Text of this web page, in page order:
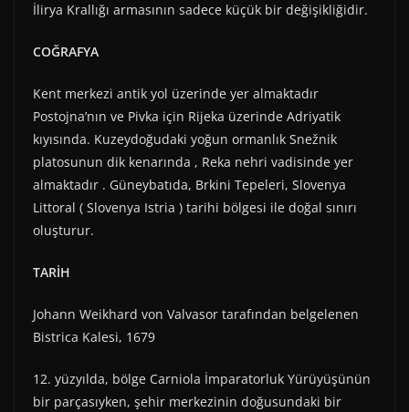
İlirya Krallığı armasının sadece küçük bir değişikliğidir.
COĞRAFYA
Kent merkezi antik yol üzerinde yer almaktadır
Postojna’nın ve Pivka için Rijeka üzerinde Adriyatik
kıyısında. Kuzeydoğudaki yoğun ormanlık Snežnik
platosunun dik kenarında , Reka nehri vadisinde yer
almaktadır . Güneybatıda, Brkini Tepeleri, Slovenya
Littoral ( Slovenya Istria ) tarihi bölgesi ile doğal sınırı
oluşturur.
TARİH
Johann Weikhard von Valvasor tarafından belgelenen
Bistrica Kalesi, 1679
12. yüzyılda, bölge Carniola İmparatorluk Yürüyüşünün
bir parçasıyken, şehir merkezinin doğusundaki bir